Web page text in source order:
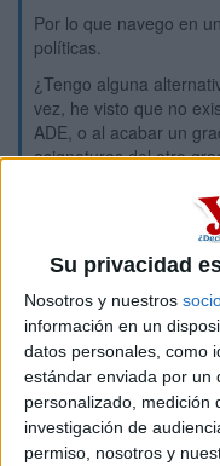
Su privacidad
Nosotros y nuestros
información en un
datos personales, como
estándar enviada por un
personalizado, medición
investigación de
permiso, nosotros y
Por lo que navego en
políticas.
¿Tengo alguna
vez, he visto que no
ADE, o al acabar un
asignaturas del otro
Tampoco me quiero
provengo de una
Con las ponderaciones
específica llevo un
una reclamación de un
Necesito ayuda..xD
Etiquetas: